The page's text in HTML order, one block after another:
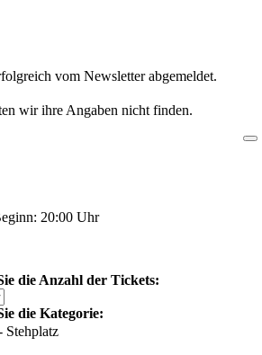
vom Newsletter abgemeldet.
wir ihre Angaben nicht finden.
20:00 Uhr
die Anzahl der Tickets:
die Kategorie:
Stehplatz